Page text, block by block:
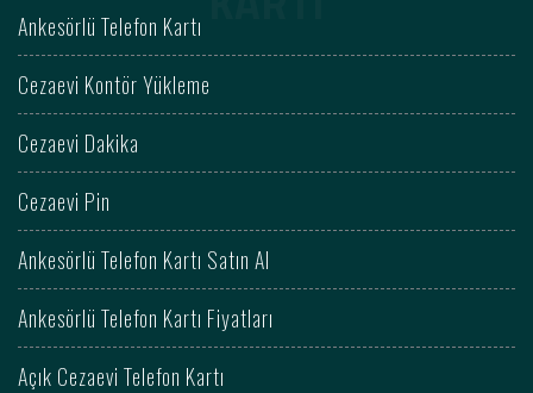
Ankesörlü Telefon Kartı
Cezaevi Kontör Yükleme
Cezaevi Dakika
Cezaevi Pin
Ankesörlü Telefon Kartı Satın Al
Ankesörlü Telefon Kartı Fiyatları
Açık Cezaevi Telefon Kartı